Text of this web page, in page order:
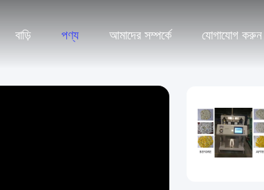
বাড়ি পণ্য আমাদের সম্পর্কে যোগাযোগ করুন